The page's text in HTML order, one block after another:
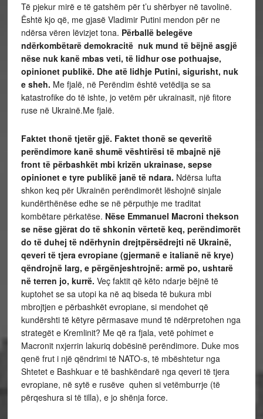
Të pjekur mirë e të gatshëm për t’u shërbyer në tavolinë.
Është kjo që, me gjasë Vladimir Putini mendon për ne
ndërsa vëren lëvizjet tona. Përballë belegëve
ndërkombëtarë demokracitë nuk mund të bëjnë asgjë
nëse nuk kanë mbas veti, të lidhur ose pothuajse,
opinionet publikë. Dhe atë lidhje Putini, sigurisht, nuk
e sheh. Me fjalë, në Perëndim është vetëdija se sa
katastrofike do të ishte, jo vetëm për ukrainasit, një fitore
ruse në Ukrainë.Me fjalë.
Faktet thonë tjetër gjë. Faktet thonë se qeveritë
perëndimore kanë shumë vështirësi të mbajnë një
front të përbashkët mbi krizën ukrainase, sepse
opinionet e tyre publikë janë të ndara. Ndërsa lufta
shkon keq për Ukrainën perëndimorët lëshojnë sinjale
kundërthënëse edhe se në përputhje me traditat
kombëtare përkatëse. Nëse Emmanuel Macroni thekson
se nëse gjërat do të shkonin vërtetë keq, perëndimorët
do të duhej të ndërhynin drejtpërsëdrejti në Ukrainë,
qeveri të tjera evropiane (gjermanë e italianë në krye)
qëndrojnë larg, e përgënjeshtrojnë: armë po, ushtarë
në terren jo, kurrë. Veç faktit që këto ndarje bëjnë të
kuptohet se sa utopi ka në aq biseda të bukura mbi
mbrojtjen e përbashkët evropiane, si mendohet që
kundërshti të këtyre përmasave mund të ndërpretohen nga
strategët e Kremlinit? Me që ra fjala, vetë pohimet e
Macronit nxjerrin lakuriq dobësinë perëndimore. Duke mos
qenë frut i një qëndrimi të NATO-s, të mbështetur nga
Shtetet e Bashkuar e të bashkëndarë nga qeveri të tjera
evropiane, në sytë e rusëve quhen si vetëmburrje (të
përqeshura si të tilla), e jo shënja force.